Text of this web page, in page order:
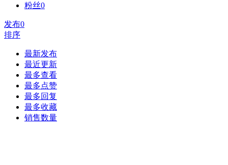
粉丝0
发布0
排序
最新发布
最近更新
最多查看
最多点赞
最多回复
最多收藏
销售数量